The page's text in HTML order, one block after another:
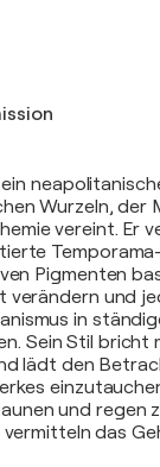
Wurzeln, der
vereint. Er
Pigmenten
verändern und
in
Sein Stil bricht
lädt den
und regen
das